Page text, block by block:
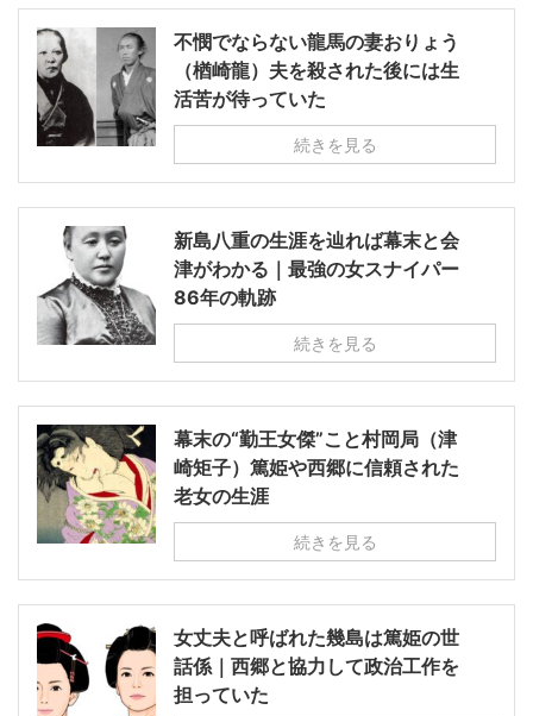
不憫でならない龍馬の妻おりょう
（楢崎龍）夫を殺された後には生
活苦が待っていた
続きを見る
新島八重の生涯を辿れば幕末と会
津がわかる｜最強の女スナイパー
86年の軌跡
続きを見る
幕末の“勤王女傑”こと村岡局（津
崎矩子）篤姫や西郷に信頼された
老女の生涯
続きを見る
女丈夫と呼ばれた幾島は篤姫の世
話係｜西郷と協力して政治工作を
担っていた